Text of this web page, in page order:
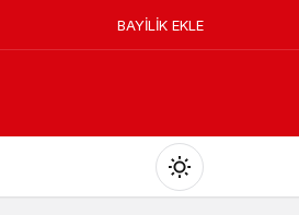
BAYİLİK EKLE
Mod
değiştir